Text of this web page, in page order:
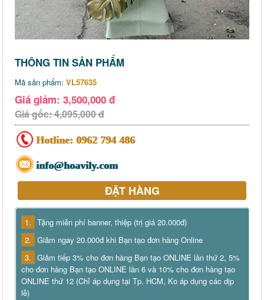
THÔNG TIN SẢN PHẨM
Mã sản phẩm: VL57635
Giá giảm: 3,500,000 đ
Giá gốc: 4,095,000 đ
Hotline: 0962 794 486
info@hoavily.com
ĐẶT HÀNG
1. Tặng miễn phí banner, thiệp (trị giá 20.000đ)
2. Giảm ngay 20.000đ khi Bạn tạo đơn hàng Online
3. Giảm tiếp 3% cho đơn hàng Bạn tạo ONLINE lần thứ 2, 5%
cho đơn hàng Bạn tạo ONLINE lần 6 và 10% cho đơn hàng tạo
ONLINE thứ 12 (Chỉ áp dụng tại Tp. HCM, Ko áp dụng các dịp
lễ)